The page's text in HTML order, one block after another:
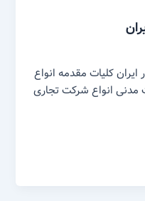
کلیات مقدمه انواع
مدنی انواع شرکت تجاری